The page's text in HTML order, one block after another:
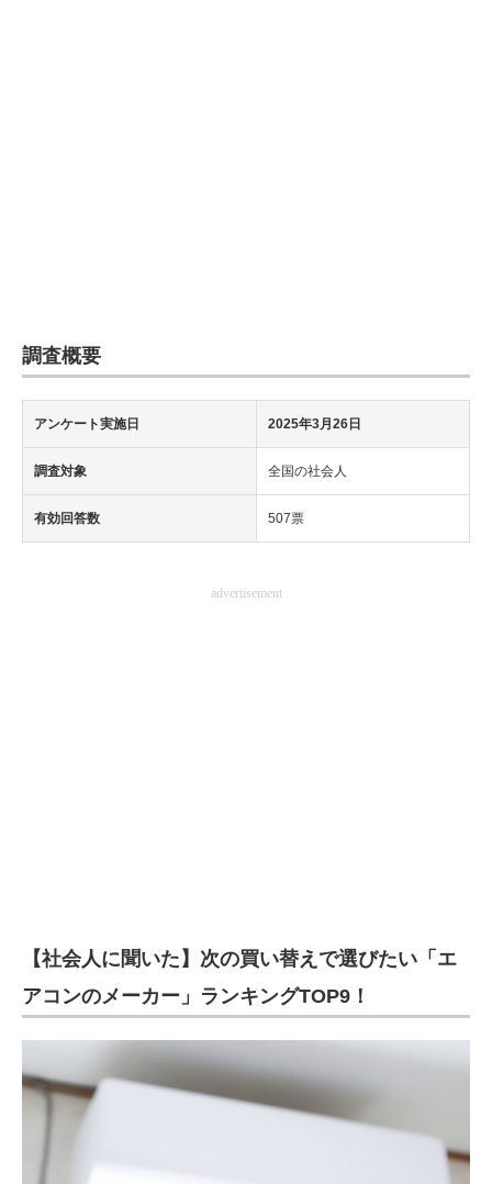
調査概要
アンケート実施日 2025年3月26日
調査対象 全国の社会人
有効回答数 507票
advertisement
【社会人に聞いた】次の買い替えで選びたい「エ
アコンのメーカー」ランキングTOP9！